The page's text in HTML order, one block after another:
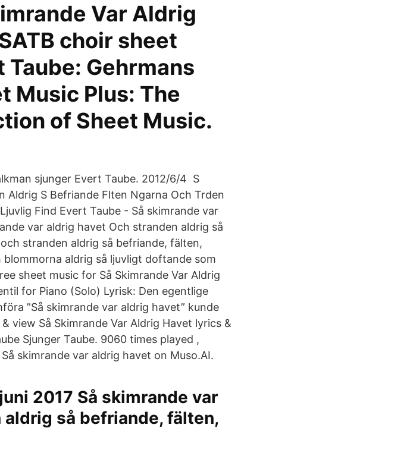
Var Aldrig
choir sheet
Gehrmans
Music Plus: The
of Sheet Music.
sjunger Evert Taube. 2012/6/4 S
Aldrig S Befriande Flten Ngarna Och Trden
Find Evert Taube - Så skimrande var
var aldrig havet Och stranden aldrig så
stranden aldrig så befriande, fälten,
aldrig så ljuvligt doftande som
sheet music for Så Skimrande Var Aldrig
for Piano (Solo) Lyrisk: Den egentlige
”Så skimrande var aldrig havet” kunde
view Så Skimrande Var Aldrig Havet lyrics &
Sjunger Taube. 9060 times played ,
skimrande var aldrig havet on Muso.AI.
juni 2017 Så skimrande var
så befriande, fälten,